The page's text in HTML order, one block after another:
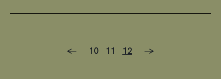
<- 10 11 12 ->